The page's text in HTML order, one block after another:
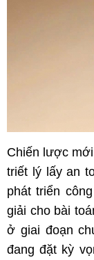
Chiến lược
triết lý lấy an
phát triển
giải cho bài
ở giai đoạn
đang đặt kỳ